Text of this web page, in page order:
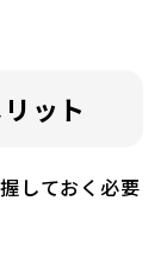
ット
しておく必要